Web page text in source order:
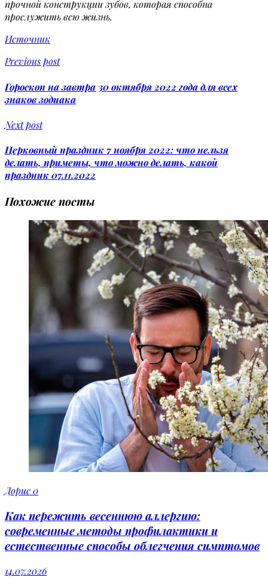
прочной конструкции зубов, которая способна
прослужить всю жизнь.
Источник
Previous post
Гороскоп на завтра 30 октября 2022 года для всех
знаков зодиака
Next post
Церковный праздник 7 ноября 2022: что нельзя
делать, приметы, что можно делать, какой
праздник 07.11.2022
Похожие посты
Дорис0
Как пережить весеннюю аллергию:
современные методы профилактики и
естественные способы облегчения симптомов
14.07.2026